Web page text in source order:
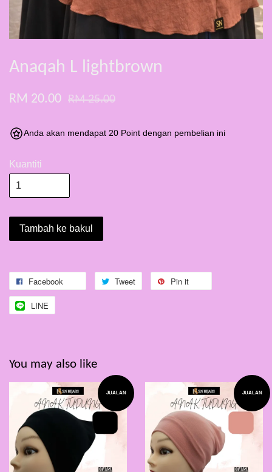
Anaqah L lightbrown
RM 20.00 RM 25.00
Anda akan mendapat 20 Point dengan pembelian ini
Kuantiti
Tambah ke bakul
Facebook Tweet Pin it
LINE
You may also like
JUALAN JUALAN